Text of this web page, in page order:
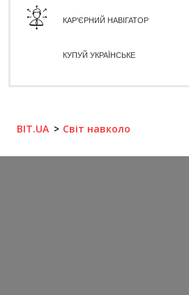
КАР'ЄРНИЙ НАВІГАТОР
КУПУЙ УКРАЇНСЬКЕ
BIT.UA Світ навколо